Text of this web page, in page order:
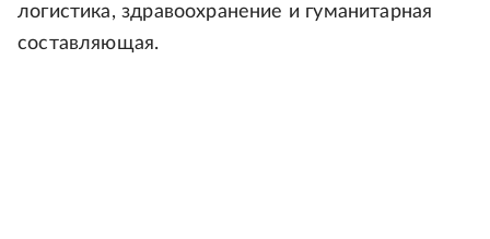
логистика, здравоохранение и гуманитарная
составляющая.